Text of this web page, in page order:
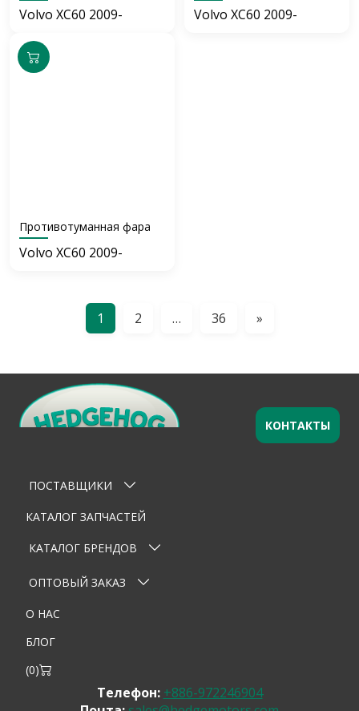
Volvo XC60 2009- Volvo XC60 2009-
Противотуманная фара
Volvo XC60 2009-
1 2 … 36 »
ПОСТАВЩИКИ
КАТАЛОГ ЗАПЧАСТЕЙ
КАТАЛОГ БРЕНДОВ
ОПТОВЫЙ ЗАКАЗ
О НАС
БЛОГ
(0)
КОНТАКТЫ
Телефон: +886-972246904